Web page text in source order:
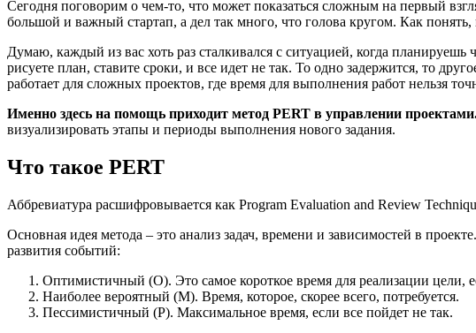
Сегодня поговорим о чем-то, что может показаться сложным на первый
большой и важный стартап, а дел так много, что голова кругом. Как
Думаю, каждый из вас хоть раз сталкивался с ситуацией, когда
рисуете план, ставите сроки, и все идет не так. То одно задержится, то
работает для сложных проектов, где время для выполнения работ нельзя
Именно здесь на помощь приходит метод PERT в управлении
визуализировать этапы и периоды выполнения нового задания.
Что такое PERT
Аббревиатура расшифровывается как Program Evaluation and Review
Основная идея метода – это анализ задач, времени и зависимостей в
развития событий:
Оптимистичный (O). Это самое короткое время для реализации цели,
Наиболее вероятный (M). Время, которое, скорее всего, потребуется.
Пессимистичный (P). Максимальное время, если все пойдет не так.